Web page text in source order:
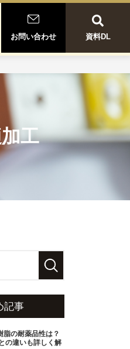
お問い合わせ
資料DL
工
記事
脂の耐薬品性は？
の違いも詳しく解